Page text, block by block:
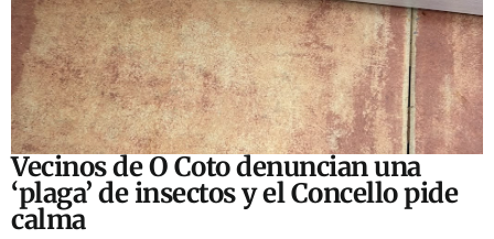
Vecinos de O Coto denuncian una
‘plaga’ de insectos y el Concello pide
calma